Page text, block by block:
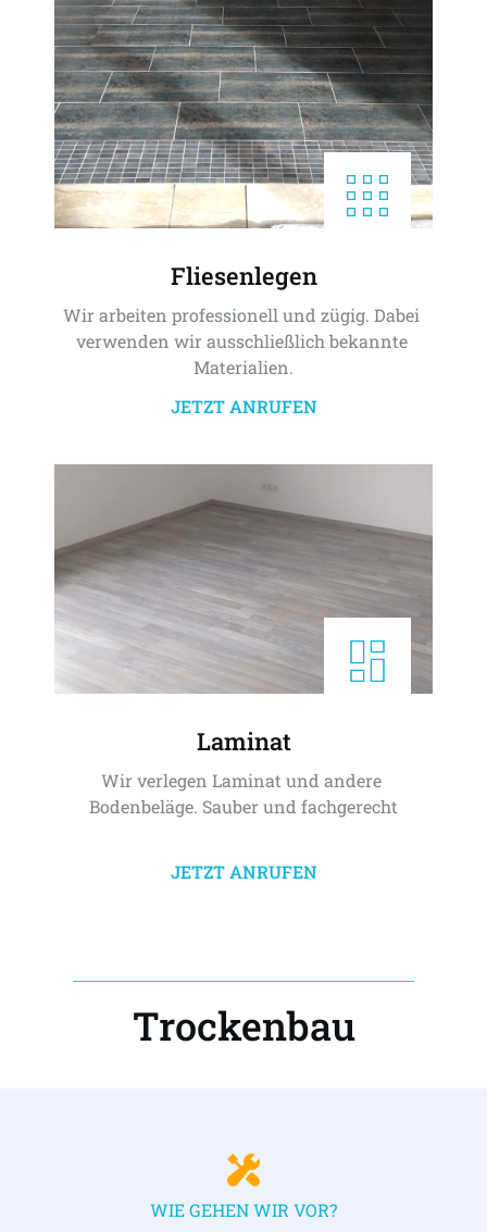
Fliesenlegen
Wir arbeiten professionell und zügig. Dabei
verwenden wir ausschließlich bekannte
Materialien.
JETZT ANRUFEN
Laminat
Wir verlegen Laminat und andere
Bodenbeläge. Sauber und fachgerecht
JETZT ANRUFEN
Trockenbau
WIE GEHEN WIR VOR?